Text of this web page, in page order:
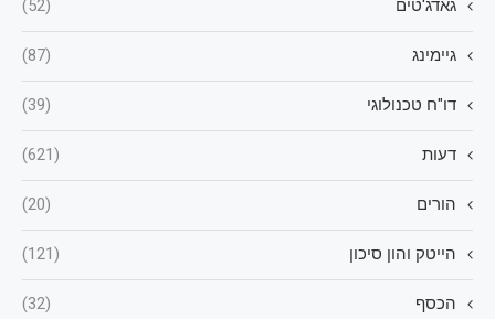
גאדג'טים (52)
גיימינג (87)
דו"ח טכנולוגי (39)
דעות (621)
הורים (20)
הייטק והון סיכון (121)
הכסף (32)